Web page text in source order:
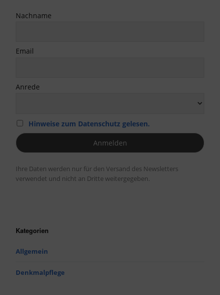
Nachname
Email
Anrede
Hinweise zum Datenschutz gelesen.
Ihre Daten werden nur für den Versand des Newsletters
verwendet und nicht an Dritte weitergegeben.
Kategorien
Allgemein
Denkmalpflege